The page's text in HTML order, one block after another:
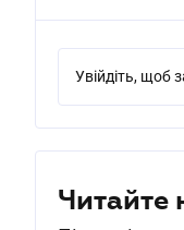
Увійдіть, щоб
Читайте